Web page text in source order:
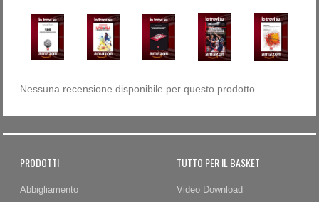
Nessuna recensione disponibile per questo prodotto.
PRODOTTI
Abbigliamento
TUTTO PER IL BASKET
Video Download